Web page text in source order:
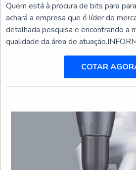
Quem está à procura de bits para
achará a empresa que é líder do
detalhada pesquisa e encontrando a
qualidade da área de
PARA PARAFUSADEIRA DE
bits para parafusadeira de bancada
responsável, encontra na DFG
também é possível encontrar brocas
COTAR